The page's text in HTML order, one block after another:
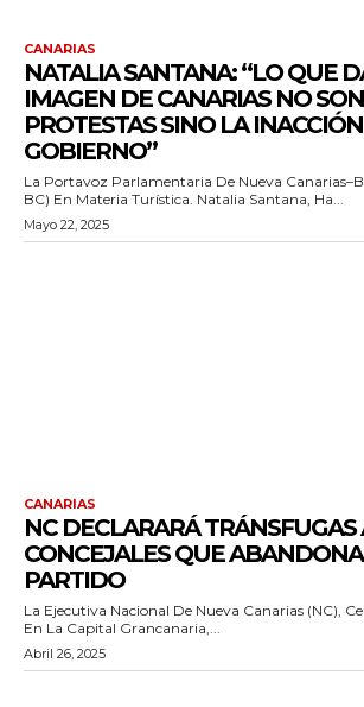
CANARIAS
NATALIA SANTANA: “LO QUE
IMAGEN DE CANARIAS NO
PROTESTAS SINO LA
GOBIERNO”
La Portavoz Parlamentaria De Nueva
BC) En Materia Turística. Natalia Santana, Ha...
Mayo 22, 2025
CANARIAS
NC DECLARARÁ TRÁNSFUGAS
CONCEJALES QUE
PARTIDO
La Ejecutiva Nacional De Nueva Canarias (NC),
En La Capital Grancanaria,...
Abril 26, 2025